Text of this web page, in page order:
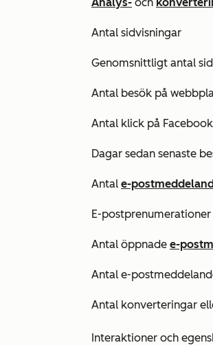
Antal sidvisningar
Genomsnittligt antal
Antal besök på
Antal klick på
Dagar sedan senaste
Antal e-
E-
Antal öppnade e-
Antal e-
Antal konverteringar
Interaktioner och